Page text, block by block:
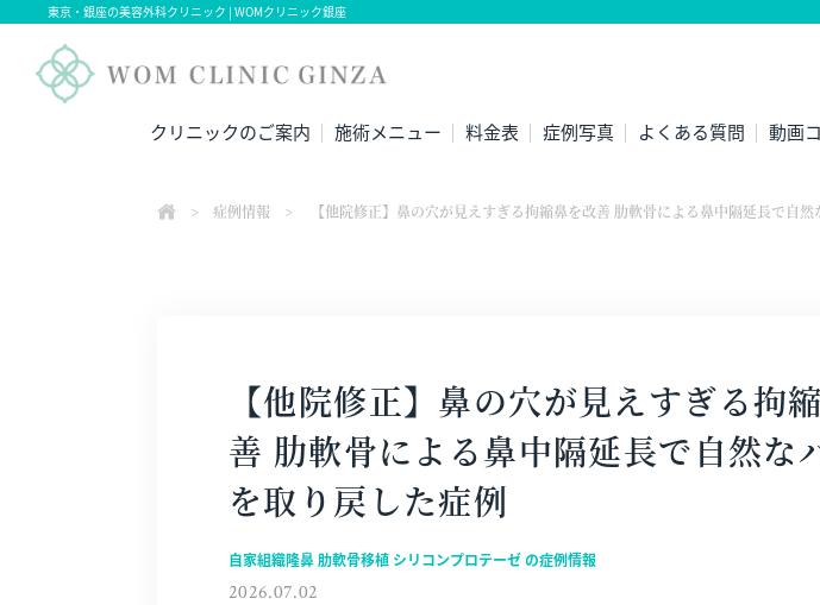
東京・銀座の美容外科クリニック | WOMクリニック銀座
クリニックのご案内
施術メニュー 料金表 症例写真 よくある質問 動画
> 症例情報 > 【他院修正】鼻の穴が見えすぎる拘縮鼻を改善 肋軟骨による鼻中隔延長で自
【他院修正】鼻の穴が見えすぎる拘
善 肋軟骨による鼻中隔延長で自然な
を取り戻した症例
自家組織隆鼻 肋軟骨移植 シリコンプロテーゼ の症例情報
2026.07.02